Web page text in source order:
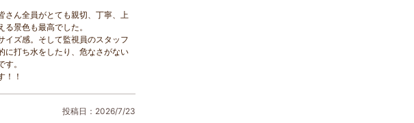
さん全員がとても親切、丁寧、上
景色も最高でした。
イズ感。そして監視員のスタッフ
に打ち水をしたり、危なさがない
。
！！
投稿日：2026/7/23